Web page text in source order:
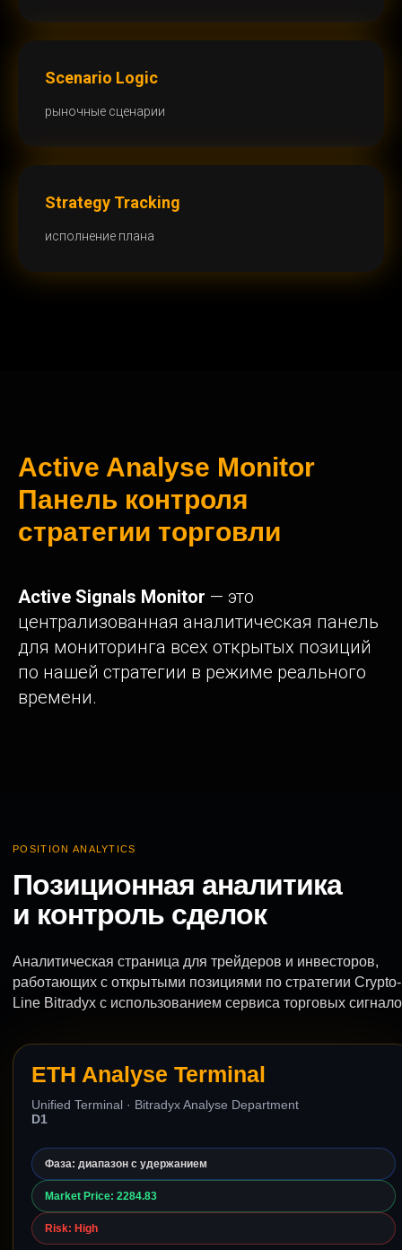
Scenario Logic
рыночные сценарии
Strategy Tracking
исполнение плана
Active Analyse Monitor
Панель контроля
стратегии торговли
Active Signals Monitor — это
централизованная аналитическая панель
для мониторинга всех открытых позиций
по нашей стратегии в режиме реального
времени.
POSITION ANALYTICS
Позиционная аналитика
и контроль сделок
Аналитическая страница для трейдеров и инвесторов,
работающих с открытыми позициями по стратегии Crypto-
Line Bitradyx с использованием сервиса торговых
ETH Analyse Terminal
Unified Terminal · Bitradyx Analyse Department
D1
Фаза: диапазон с удержанием
Market Price: 2284.83
Risk: High